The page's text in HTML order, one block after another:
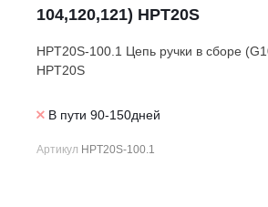
104,120,121) HPT20S
HPT20S-100.1 Цепь ручки в сборе
HPT20S
В пути 90-150дней
Артикул HPT20S-100.1